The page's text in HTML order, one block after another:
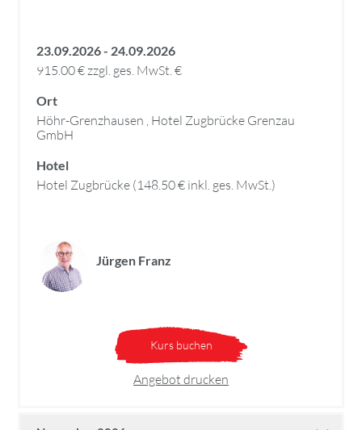
23.09.2026 - 24.09.2026
915.00 € zzgl. ges. MwSt. €
Ort
Höhr-Grenzhausen , Hotel Zugbrücke Grenzau
GmbH
Hotel
Hotel Zugbrücke (148.50 € inkl. ges. MwSt.)
Jürgen Franz
Kurs buchen
Angebot drucken